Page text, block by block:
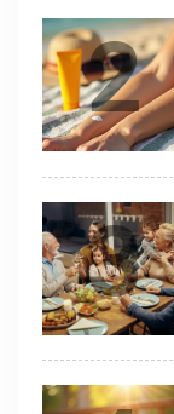
2
3